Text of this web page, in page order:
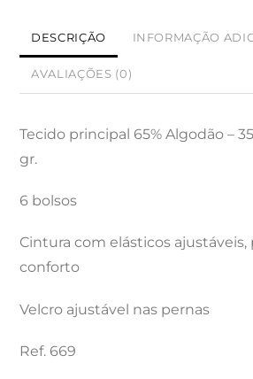
DESCRIÇÃO INFORMAÇÃO
AVALIAÇÕES (0)
Tecido principal 65% Algodão –
gr.
6 bolsos
Cintura com elásticos ajustáveis,
conforto
Velcro ajustável nas pernas
Ref. 669